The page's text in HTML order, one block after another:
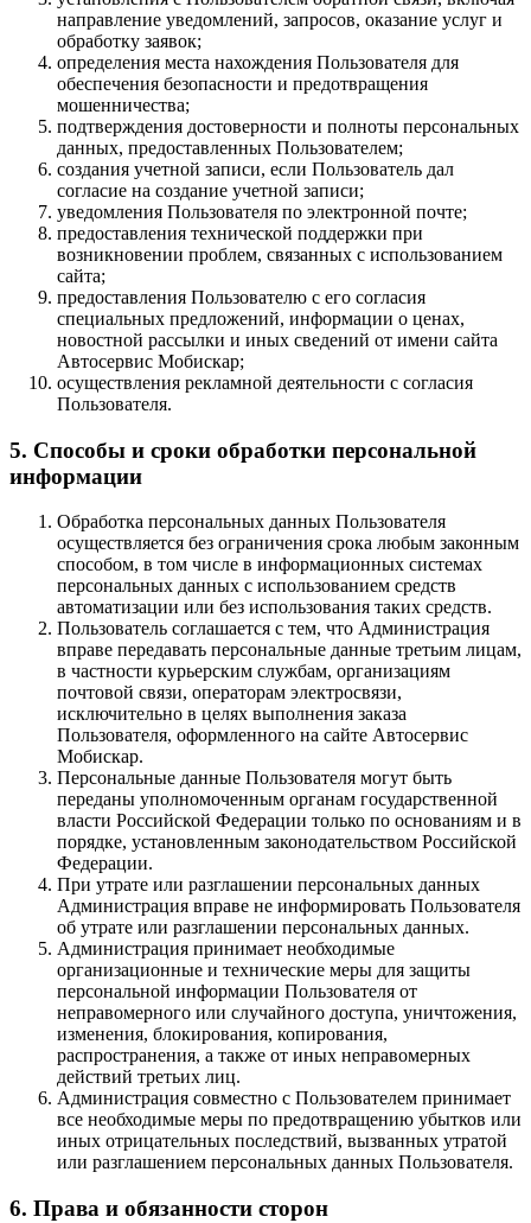
направление уведомлений, запросов, оказание услуг и
обработку заявок;
определения места нахождения Пользователя для
обеспечения безопасности и предотвращения
мошенничества;
подтверждения достоверности и полноты персональных
данных, предоставленных Пользователем;
создания учетной записи, если Пользователь дал
согласие на создание учетной записи;
уведомления Пользователя по электронной почте;
предоставления технической поддержки при
возникновении проблем, связанных с использованием
сайта;
предоставления Пользователю с его согласия
специальных предложений, информации о ценах,
новостной рассылки и иных сведений от имени сайта
Автосервис Мобискар;
осуществления рекламной деятельности с согласия
Пользователя.
5. Способы и сроки обработки персональной
информации
Обработка персональных данных Пользователя
осуществляется без ограничения срока любым законным
способом, в том числе в информационных системах
персональных данных с использованием средств
автоматизации или без использования таких средств.
Пользователь соглашается с тем, что Администрация
вправе передавать персональные данные третьим лицам,
в частности курьерским службам, организациям
почтовой связи, операторам электросвязи,
исключительно в целях выполнения заказа
Пользователя, оформленного на сайте Автосервис
Мобискар.
Персональные данные Пользователя могут быть
переданы уполномоченным органам государственной
власти Российской Федерации только по основаниям и в
порядке, установленным законодательством Российской
Федерации.
При утрате или разглашении персональных данных
Администрация вправе не информировать Пользователя
об утрате или разглашении персональных данных.
Администрация принимает необходимые
организационные и технические меры для защиты
персональной информации Пользователя от
неправомерного или случайного доступа, уничтожения,
изменения, блокирования, копирования,
распространения, а также от иных неправомерных
действий третьих лиц.
Администрация совместно с Пользователем принимает
все необходимые меры по предотвращению убытков или
иных отрицательных последствий, вызванных утратой
или разглашением персональных данных Пользователя.
6. Права и обязанности сторон